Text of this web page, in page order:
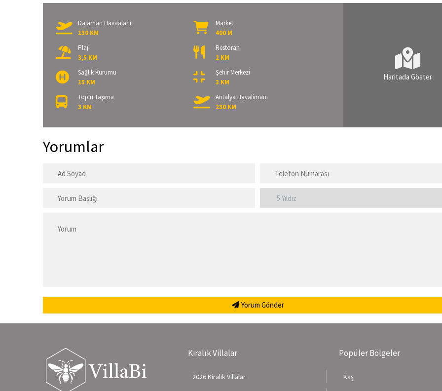
Dalaman Havaalanı
130 KM
Market
400 M
Plaj
3,5 KM
Restoran
2 KM
Sağlık Kurumu
15 KM
Şehir Merkezi
3 KM
Toplu Taşıma
3 KM
Antalya Havalimanı
230 KM
Haritada Göster
Yorumlar
Yorum Gönder
Kiralık Villalar
2026 Kiralık Villalar
Popüler Bölgeler
Kaş